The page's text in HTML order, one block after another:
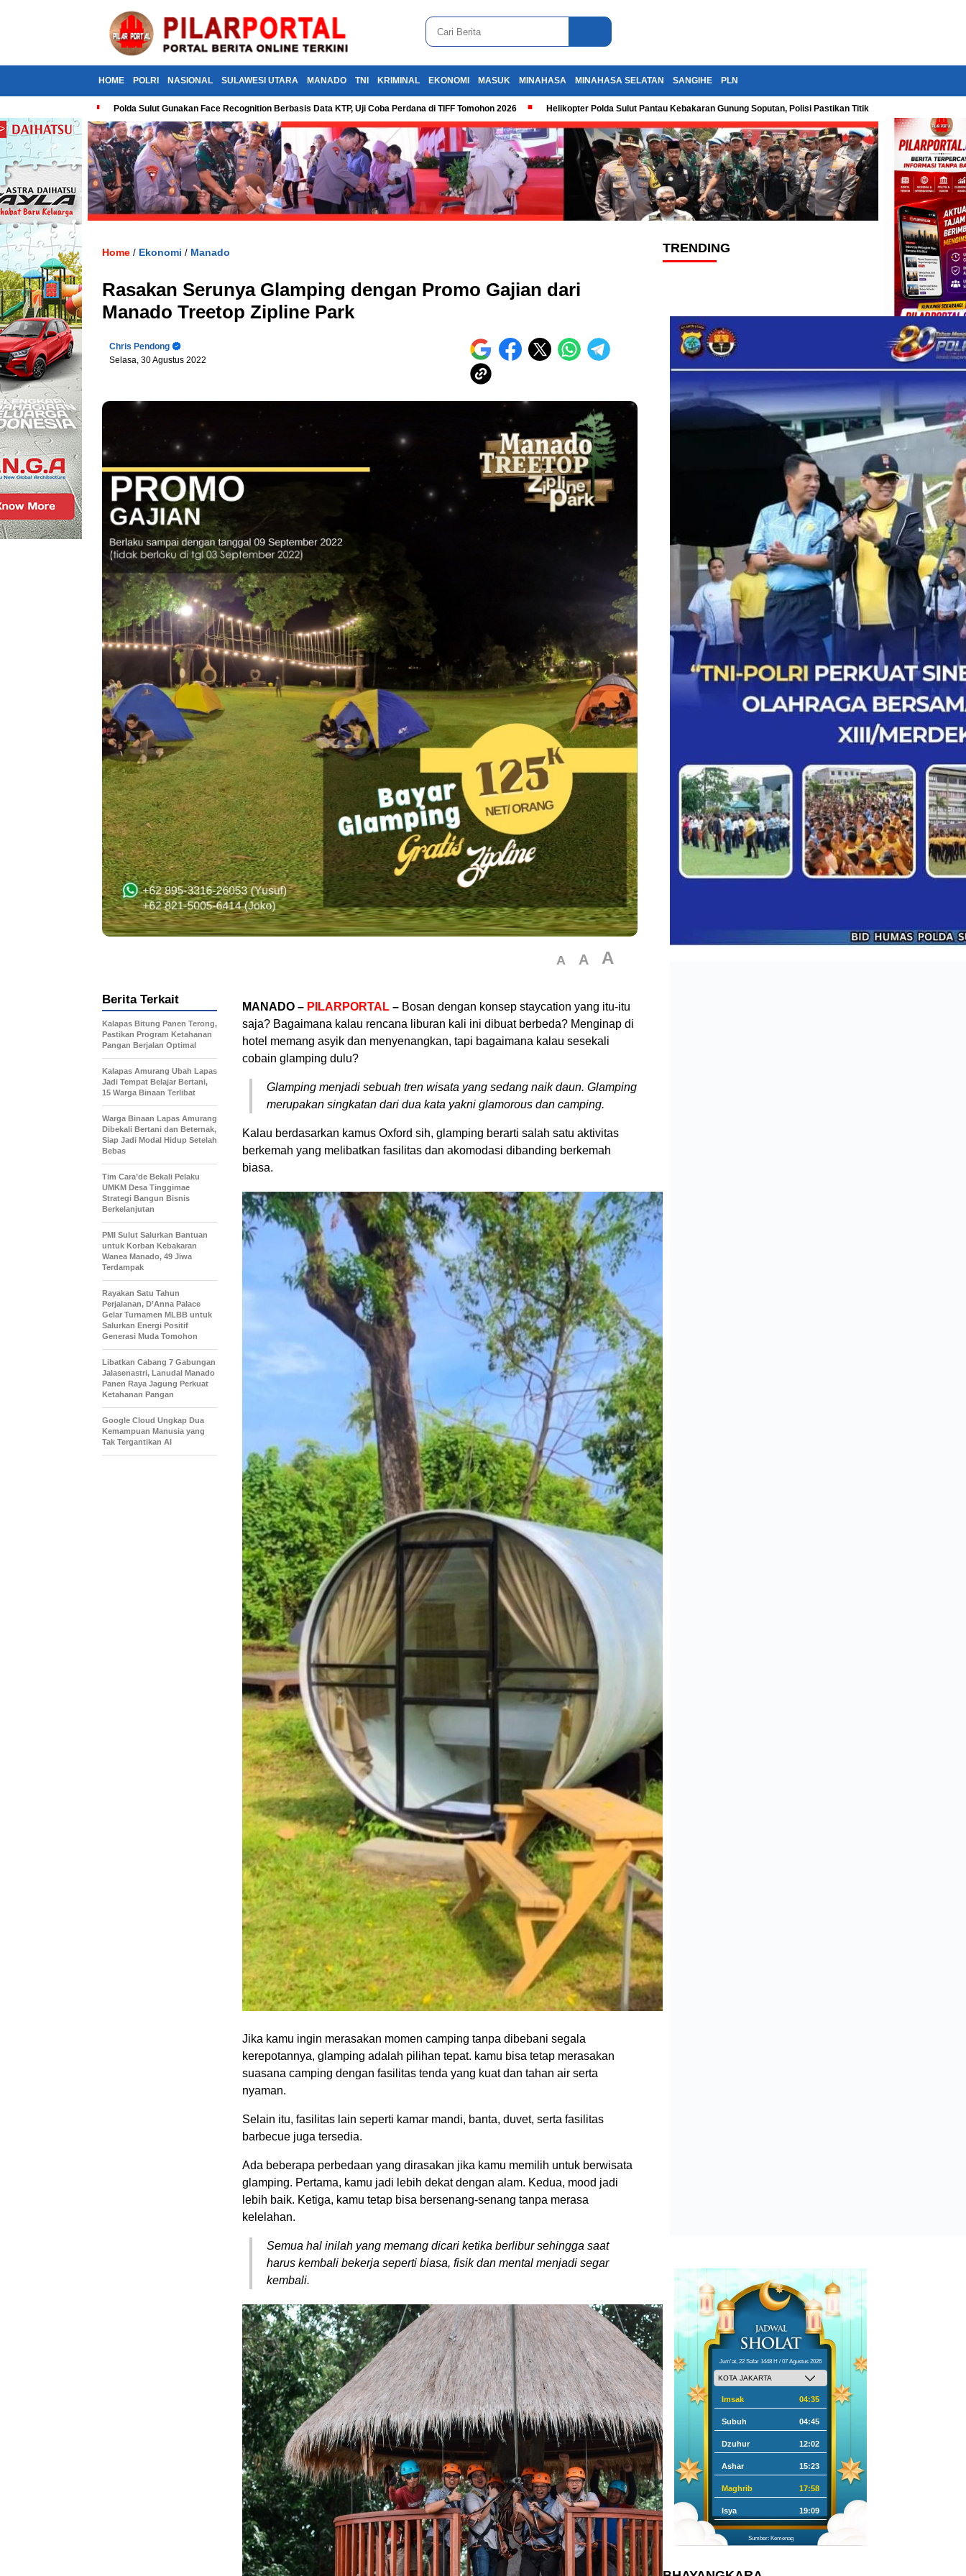
HOME POLRI NASIONAL SULAWESI UTARA MANADO TNI KRIMINAL EKONOMI MASUK MINAHASA MINAHASA SELATAN SANGIHE PLN
Polda Sulut Gunakan Face Recognition Berbasis Data KTP, Uji Coba Perdana di TIFF Tomohon 2026 Helikopter Polda Sulut Pantau Kebakaran Gunung Soputan, Polisi Pastikan Titik Api Terus Diawasi
Home / Ekonomi / Manado
Rasakan Serunya Glamping dengan Promo Gajian dari
Manado Treetop Zipline Park
Chris Pendong
Selasa, 30 Agustus 2022
A A A
MANADO – PILARPORTAL – Bosan dengan konsep staycation yang itu-itu
saja? Bagaimana kalau rencana liburan kali ini dibuat berbeda? Menginap di
hotel memang asyik dan menyenangkan, tapi bagaimana kalau sesekali
cobain glamping dulu?
Glamping menjadi sebuah tren wisata yang sedang naik daun. Glamping
merupakan singkatan dari dua kata yakni glamorous dan camping.
Kalau berdasarkan kamus Oxford sih, glamping berarti salah satu aktivitas
berkemah yang melibatkan fasilitas dan akomodasi dibanding berkemah
biasa.
Jika kamu ingin merasakan momen camping tanpa dibebani segala
kerepotannya, glamping adalah pilihan tepat. kamu bisa tetap merasakan
suasana camping dengan fasilitas tenda yang kuat dan tahan air serta
nyaman.
Selain itu, fasilitas lain seperti kamar mandi, banta, duvet, serta fasilitas
barbecue juga tersedia.
Ada beberapa perbedaan yang dirasakan jika kamu memilih untuk berwisata
glamping. Pertama, kamu jadi lebih dekat dengan alam. Kedua, mood jadi
lebih baik. Ketiga, kamu tetap bisa bersenang-senang tanpa merasa
kelelahan.
Semua hal inilah yang memang dicari ketika berlibur sehingga saat
harus kembali bekerja seperti biasa, fisik dan mental menjadi segar
kembali.
Berita Terkait
Kalapas Bitung Panen Terong,
Pastikan Program Ketahanan
Pangan Berjalan Optimal
Kalapas Amurang Ubah Lapas
Jadi Tempat Belajar Bertani,
15 Warga Binaan Terlibat
Warga Binaan Lapas Amurang
Dibekali Bertani dan Beternak,
Siap Jadi Modal Hidup Setelah
Bebas
Tim Cara’de Bekali Pelaku
UMKM Desa Tinggimae
Strategi Bangun Bisnis
Berkelanjutan
PMI Sulut Salurkan Bantuan
untuk Korban Kebakaran
Wanea Manado, 49 Jiwa
Terdampak
Rayakan Satu Tahun
Perjalanan, D’Anna Palace
Gelar Turnamen MLBB untuk
Salurkan Energi Positif
Generasi Muda Tomohon
Libatkan Cabang 7 Gabungan
Jalasenastri, Lanudal Manado
Panen Raya Jagung Perkuat
Ketahanan Pangan
Google Cloud Ungkap Dua
Kemampuan Manusia yang
Tak Tergantikan AI
TRENDING
Jum'at, 22 Safar 1448 H / 07 Agustus 2026
Imsak 04:35
Subuh 04:45
Dzuhur 12:02
Ashar 15:23
Maghrib 17:58
Isya 19:09
Sumber: Kemenag